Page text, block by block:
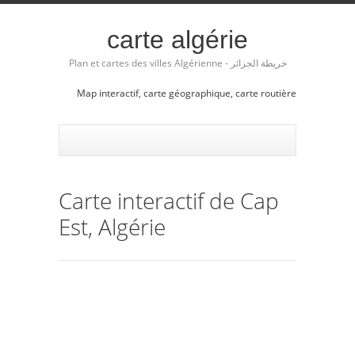
carte algérie
Plan et cartes des villes Algérienne - خريطة الجزائر
Map interactif, carte géographique, carte routière
Carte interactif de Cap
Est, Algérie